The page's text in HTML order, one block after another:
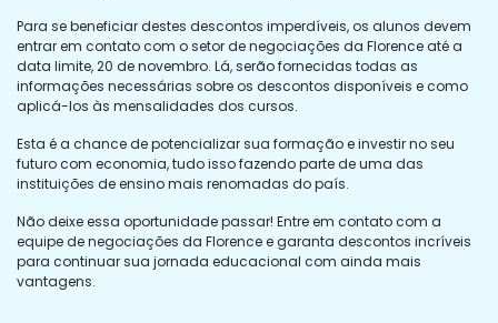
Para se beneficiar destes descontos imperdíveis, os alunos devem
entrar em contato com o setor de negociações da Florence até a
data limite, 20 de novembro. Lá, serão fornecidas todas as
informações necessárias sobre os descontos disponíveis e como
aplicá-los às mensalidades dos cursos.
Esta é a chance de potencializar sua formação e investir no seu
futuro com economia, tudo isso fazendo parte de uma das
instituições de ensino mais renomadas do país.
Não deixe essa oportunidade passar! Entre em contato com a
equipe de negociações da Florence e garanta descontos incríveis
para continuar sua jornada educacional com ainda mais
vantagens.